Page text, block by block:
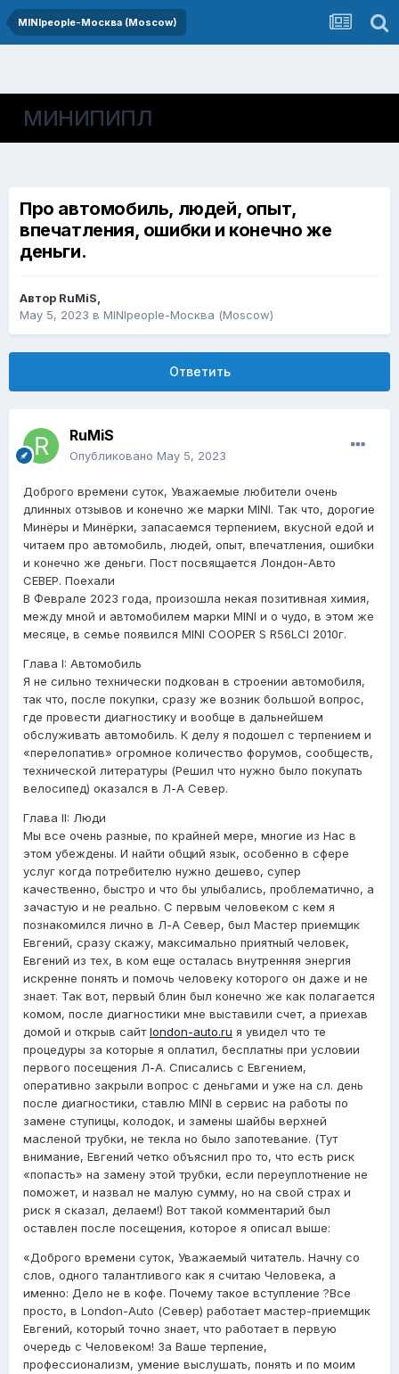
MINIpeople-Москва (Moscow)
МИНИПИПЛ
Про автомобиль, людей, опыт,
впечатления, ошибки и конечно же
деньги.
Автор RuMiS,
May 5, 2023 в MINIpeople-Москва (Moscow)
Ответить
RuMiS
Опубликовано May 5, 2023
Доброго времени суток, Уважаемые любители очень
длинных отзывов и конечно же марки MINI. Так что, дорогие
Минёры и Минёрки, запасаемся терпением, вкусной едой и
читаем про автомобиль, людей, опыт, впечатления, ошибки
и конечно же деньги. Пост посвящается Лондон-Авто
СЕВЕР. Поехали
В Феврале 2023 года, произошла некая позитивная химия,
между мной и автомобилем марки MINI и о чудо, в этом же
месяце, в семье появился MINI COOPER S R56LCI 2010г.
Глава I: Автомобиль
Я не сильно технически подкован в строении автомобиля,
так что, после покупки, сразу же возник большой вопрос,
где провести диагностику и вообще в дальнейшем
обслуживать автомобиль. К делу я подошел с терпением и
«перелопатив» огромное количество форумов, сообществ,
технической литературы (Решил что нужно было покупать
велосипед) оказался в Л-А Север.
Глава II: Люди
Мы все очень разные, по крайней мере, многие из Нас в
этом убеждены. И найти общий язык, особенно в сфере
услуг когда потребителю нужно дешево, супер
качественно, быстро и что бы улыбались, проблематично, а
зачастую и не реально. С первым человеком с кем я
познакомился лично в Л-А Север, был Мастер приемщик
Евгений, сразу скажу, максимально приятный человек,
Евгений из тех, в ком еще осталась внутренняя энергия
искренне понять и помочь человеку которого он даже и не
знает. Так вот, первый блин был конечно же как полагается
комом, после диагностики мне выставили счет, а приехав
домой и открыв сайтlondon-auto.ru я увидел что те
процедуры за которые я оплатил, бесплатны при условии
первого посещения Л-А. Списались с Евгением,
оперативно закрыли вопрос с деньгами и уже на сл. день
после диагностики, ставлю MINI в сервис на работы по
замене ступицы, колодок, и замены шайбы верхней
масленой трубки, не текла но было запотевание. (Тут
внимание, Евгений четко объяснил про то, что есть риск
«попасть» на замену этой трубки, если переуплотнение не
поможет, и назвал не малую сумму, но на свой страх и
риск я сказал, делаем!) Вот такой комментарий был
оставлен после посещения, которое я описал выше:
«Доброго времени суток, Уважаемый читатель. Начну со
слов, одного талантливого как я считаю Человека, а
именно: Дело не в кофе. Почему такое вступление ?Все
просто, в London-Auto (Север) работает мастер-приемщик
Евгений, который точно знает, что работает в первую
очередь с Человеком! За Ваше терпение,
профессионализм, умение выслушать, понять и по моим